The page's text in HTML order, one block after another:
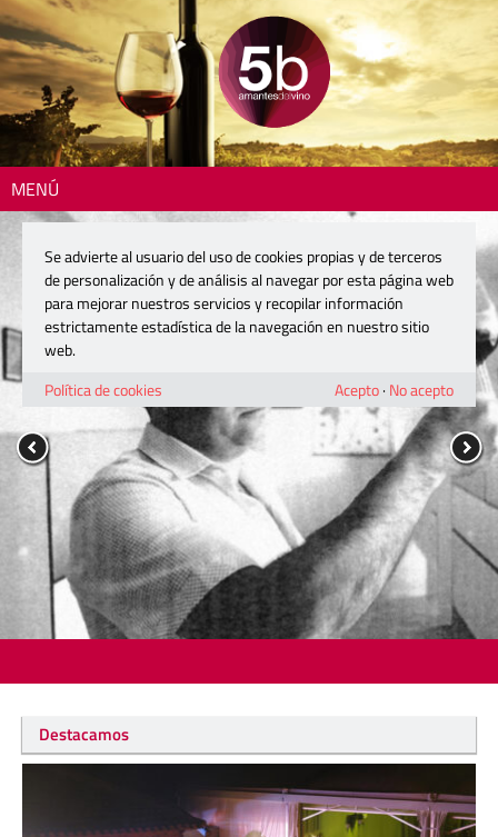
MENÚ
Destacamos
Se advierte al usuario del uso de cookies propias y de terceros
de personalización y de análisis al navegar por esta página web
para mejorar nuestros servicios y recopilar información
estrictamente estadística de la navegación en nuestro sitio
web.
Política de cookies
Acepto· No acepto